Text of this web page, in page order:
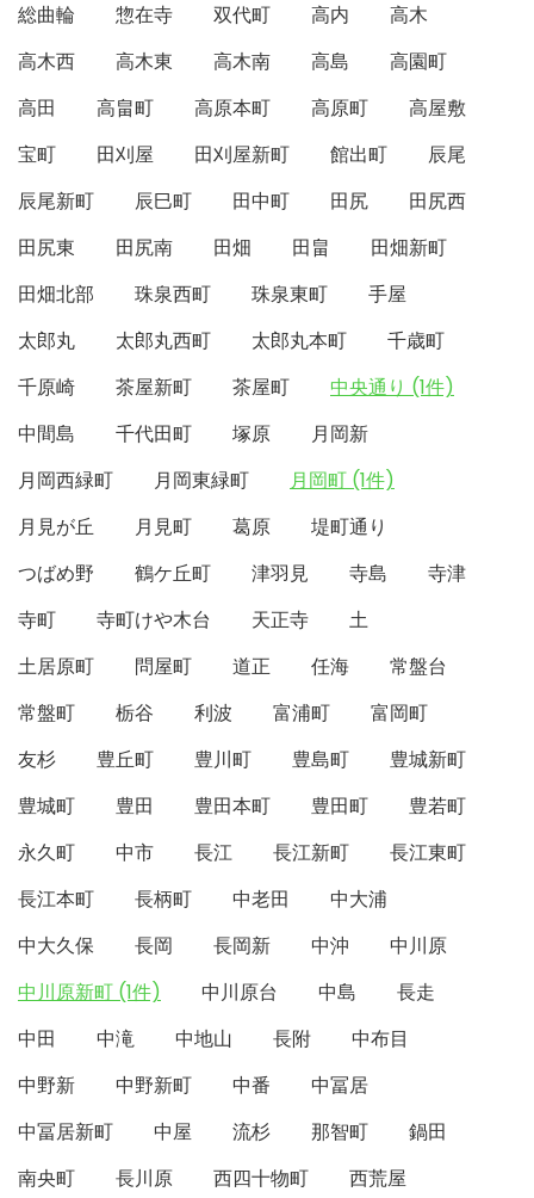
総曲輪
惣在寺 双代町 高内
高木
高木西
高木東 高木南 高島
高園町
高田
高畠町 高原本町 高原町
高屋敷
宝町
田刈屋 田刈屋新町 館出町
辰尾
辰尾新町
辰巳町 田中町 田尻
田尻西
田尻東
田尻南 田畑 田畠
田畑新町
田畑北部
珠泉西町 珠泉東町
手屋
太郎丸
太郎丸西町 太郎丸本町
千歳町
千原崎
茶屋新町 茶屋町
中央通り (1件)
中間島
千代田町 塚原
月岡新
月岡西緑町
月岡東緑町
月岡町 (1件)
月見が丘
月見町 葛原
堤町通り
つばめ野
鶴ケ丘町 津羽見 寺島
寺津
寺町
寺町けや木台 天正寺
土
土居原町
問屋町 道正 任海
常盤台
常盤町
栃谷 利波 富浦町
富岡町
友杉
豊丘町 豊川町 豊島町
豊城新町
豊城町
豊田 豊田本町 豊田町
豊若町
永久町
中市 長江 長江新町
長江東町
長江本町
長柄町 中老田
中大浦
中大久保
長岡 長岡新 中沖
中川原
中川原新町 (1件)
中川原台 中島
長走
中田
中滝 中地山 長附
中布目
中野新
中野新町 中番
中冨居
中冨居新町
中屋 流杉 那智町
鍋田
南央町
長川原 西四十物町
西荒屋